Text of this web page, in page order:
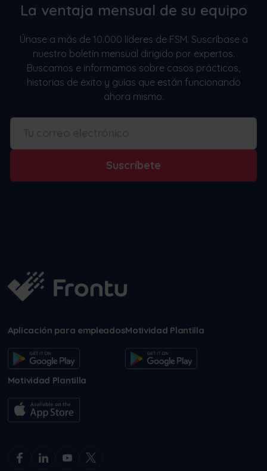
La ventaja mensual de su equipo
Únase a más de 10.000 líderes de FSM. Suscríbase a
nuestro boletín mensual dirigido por expertos.
Buscamos e informamos sobre casos prácticos,
historias de éxito y guías que están funcionando
ahora mismo.
Suscríbete
Aplicación para empleadosMotividad Plantilla
Motividad Plantilla